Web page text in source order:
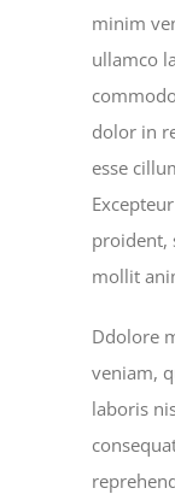
minim
ullamco
dolor in
esse
proident,
mollit
Ddolore
veniam,
laboris